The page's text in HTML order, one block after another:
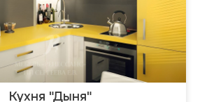
Кухня "Дыня"